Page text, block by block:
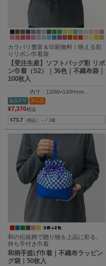
カラバリ豊富＆印刷無料！映える彩
りリボン巾着袋
【受注生産】ソフトバッグ彩 リボ
ン巾着（S2）｜36色｜不織布袋｜
100枚入
内寸：120W×140Hmm
外寸：120W×200Hmm
返品不可 加工品
¥7,370税込
¥73.7 （税込）～ ⁄ 1枚
和の伝統柄で贈り物を上品に彩る、
持ち手付き巾着
和柄手提げ巾着｜不織布ラッピン
グ袋｜50枚入